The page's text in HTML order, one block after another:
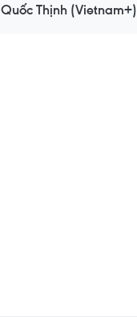
Quốc Thịnh (Vietnam+)